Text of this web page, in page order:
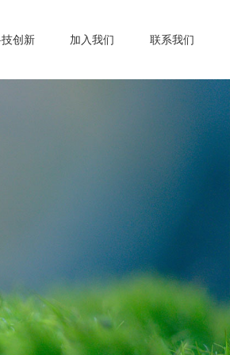
创新 加入我们 联系我们